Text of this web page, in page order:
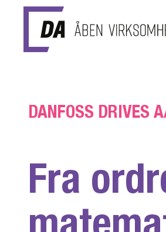
Gå til hovedindhold
DANFOSS DRIVES
Fra